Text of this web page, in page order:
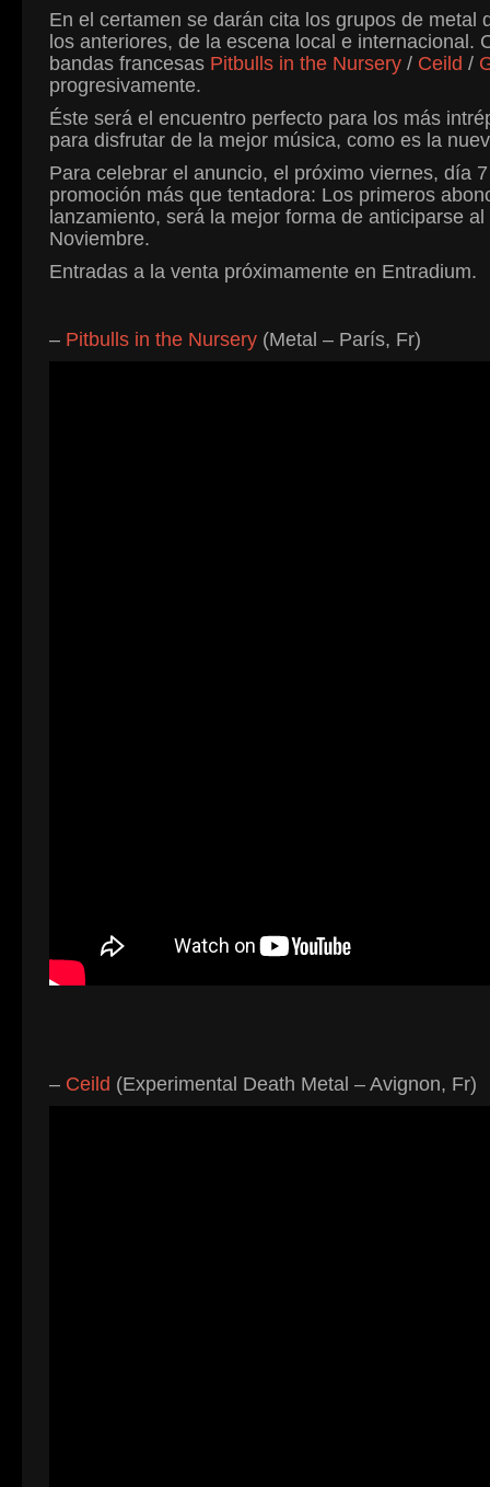
En el certamen se darán cita los grupos de
los anteriores, de la escena local e
bandas francesas Pitbulls in the Nursery / Ceild /
progresivamente.
Éste será el encuentro perfecto para los más
para disfrutar de la mejor música, como es la
Para celebrar el anuncio, el próximo viernes, día
promoción más que tentadora: Los primeros
lanzamiento, será la mejor forma de anticiparse
Noviembre.
Entradas a la venta próximamente en Entradium.
– Pitbulls in the Nursery (Metal – París, Fr)
– Ceild (Experimental Death Metal – Avignon, Fr)